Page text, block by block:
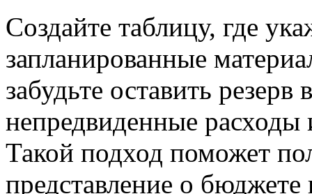
Создайте таблицу, где
запланированные
забудьте оставить
непредвиденные расходы
Такой подход поможет
представление о